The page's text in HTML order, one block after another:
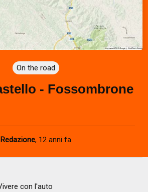
On the road
- Fossombrone
Redazione, 12 anni fa
con l'auto